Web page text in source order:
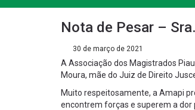
Nota de Pesar –
30 de março de 2021
A Associação dos Magistrados
Moura, mãe do Juiz de Direito
Muito respeitosamente, a Amapi
encontrem forças e superem a dor